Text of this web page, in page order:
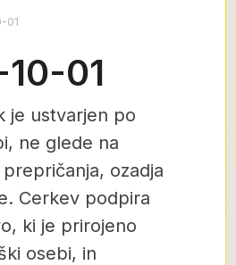
01
01
je ustvarjen po
ne glede na
ozadja
Cerkev podpira
ki je prirojeno
osebi, in